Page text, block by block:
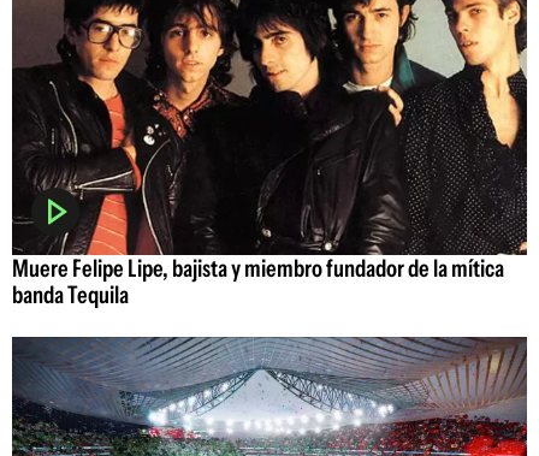
Muere Felipe Lipe, bajista y miembro fundador de la mítica
banda Tequila